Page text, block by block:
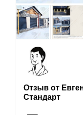
Отзыв от
Стандарт